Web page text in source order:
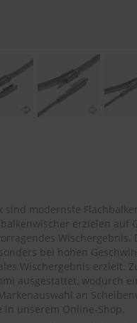
sind modernste
erzielen
bei hohen
Wischergebnis erzielt.
ausgestattet, wodurch
an
unserem Online-Shop.